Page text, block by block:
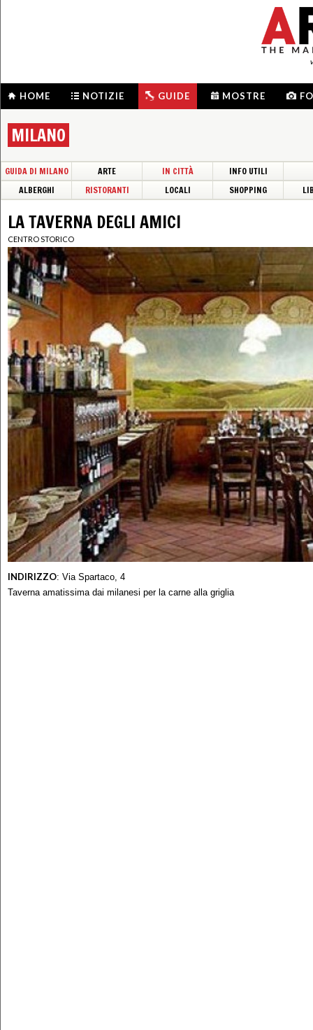
HOME NOTIZIE GUIDE MOSTRE
MILANO
GUIDA DI MILANO ARTE IN CITTÀ
INFO UTILI
ALBERGHI
RISTORANTI LOCALI SHOPPING
LA TAVERNA DEGLI AMICI
CENTRO STORICO
INDIRIZZO: Via Spartaco, 4
Taverna amatissima dai milanesi per la carne alla griglia